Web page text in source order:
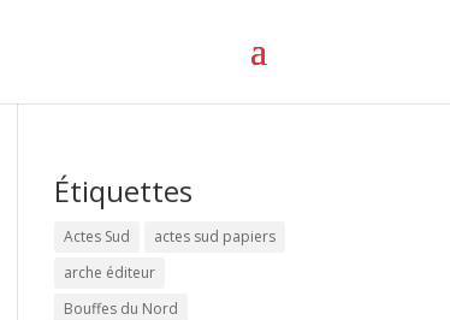
Étiquettes
Actes Sud
actes sud papiers
arche éditeur
Bouffes du Nord